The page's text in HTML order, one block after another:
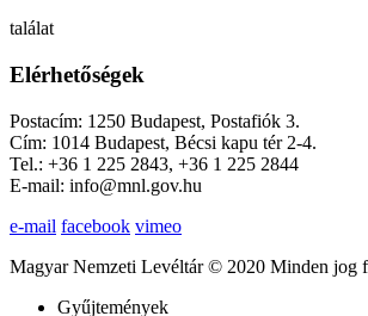
találat
Elérhetőségek
Postacím: 1250 Budapest, Postafiók 3.
Cím: 1014 Budapest, Bécsi kapu tér 2-4.
Tel.: +36 1 225 2843, +36 1 225 2844
E-mail: info@mnl.gov.hu
e-mail facebook vimeo
Magyar Nemzeti Levéltár © 2020 Minden jog
Gyűjtemények